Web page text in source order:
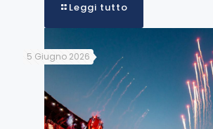
Leggi tutto
5 Giugno 2026